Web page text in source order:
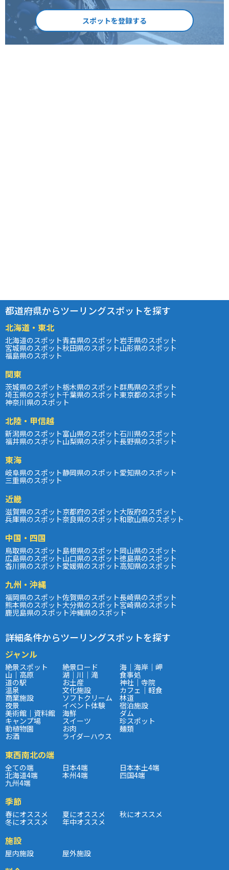
スポットを登録する
都道府県からツーリングスポットを探す
北海道・東北
北海道のスポット青森県のスポット岩手県のスポット
宮城県のスポット秋田県のスポット山形県のスポット
福島県のスポット
関東
茨城県のスポット栃木県のスポット群馬県のスポット
埼玉県のスポット千葉県のスポット東京都のスポット
神奈川県のスポット
北陸・甲信越
新潟県のスポット富山県のスポット石川県のスポット
福井県のスポット山梨県のスポット長野県のスポット
東海
岐阜県のスポット静岡県のスポット愛知県のスポット
三重県のスポット
近畿
滋賀県のスポット京都府のスポット大阪府のスポット
兵庫県のスポット奈良県のスポット和歌山県のスポット
中国・四国
鳥取県のスポット島根県のスポット岡山県のスポット
広島県のスポット山口県のスポット徳島県のスポット
香川県のスポット愛媛県のスポット高知県のスポット
九州・沖縄
福岡県のスポット佐賀県のスポット長崎県のスポット
熊本県のスポット大分県のスポット宮崎県のスポット
鹿児島県のスポット沖縄県のスポット
詳細条件からツーリングスポットを探す
ジャンル
絶景スポット 絶景ロード 海｜海岸｜岬
山｜高原 湖｜川｜滝 食事処
道の駅 お土産 神社｜寺院
温泉 文化施設 カフェ｜軽食
商業施設 ソフトクリーム 林道
夜景 イベント体験 宿泊施設
美術館｜資料館 海鮮 ダム
キャンプ場 スイーツ 珍スポット
動植物園 お肉 麺類
お酒 ライダーハウス
東西南北の端
全ての端 日本4端 日本本土4端
北海道4端 本州4端 四国4端
九州4端
季節
春にオススメ 夏にオススメ 秋にオススメ
冬にオススメ 年中オススメ
施設
屋内施設 屋外施設